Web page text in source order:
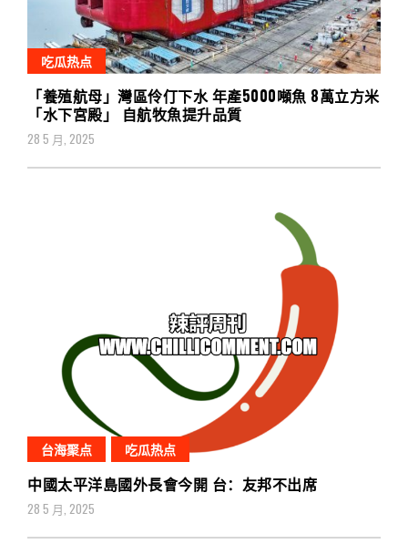
吃瓜热点
「養殖航母」灣區伶仃下水 年產5000噸魚 8萬立方米
「水下宮殿」 自航牧魚提升品質
28 5 月, 2025
台海聚点 吃瓜热点
中國太平洋島國外長會今開 台：友邦不出席
28 5 月, 2025